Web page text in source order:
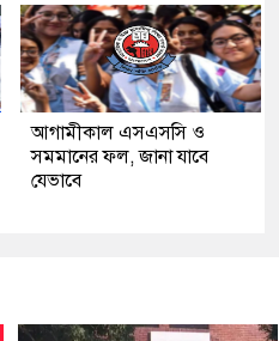
আগামীকাল এসএসসি ও
সমমানের ফল, জানা যাবে
যেভাবে